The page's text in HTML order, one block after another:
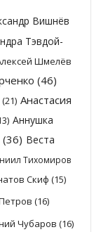
Вишнёв
Тэвдой-
Шмелёв
(46)
(21) Анастасия
Аннушка
(36) Веста
Тихомиров
Скиф (15)
(16)
Чубаров (16)